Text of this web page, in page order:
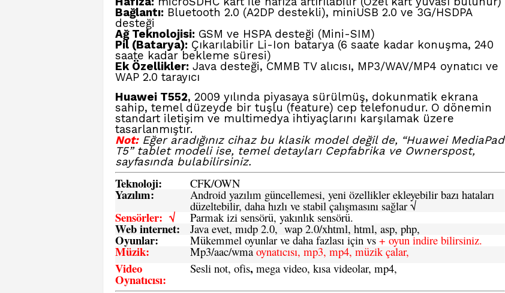
Bağlantı: Bluetooth 2.0 (A2DP destekli), miniUSB 2.0 ve 3G/HSDPA
desteği
Ağ Teknolojisi: GSM ve HSPA desteği (Mini-SIM)
Pil (Batarya): Çıkarılabilir Li-Ion batarya (6 saate kadar konuşma, 240
saate kadar bekleme süresi)
Ek Özellikler: Java desteği, CMMB TV alıcısı, MP3/WAV/MP4 oynatıcı ve
WAP 2.0 tarayıcı
Huawei T552, 2009 yılında piyasaya sürülmüş, dokunmatik ekrana
sahip, temel düzeyde bir tuşlu (feature) cep telefonudur. O dönemin
standart iletişim ve multimedya ihtiyaçlarını karşılamak üzere
tasarlanmıştır.
Not:Eğer aradığınız cihaz bu klasik model değil de, “Huawei MediaPad
T5” tablet modeli ise, temel detayları Cepfabrika ve Ownerspost,
sayfasında bulabilirsiniz.
Teknoloji: CFK/OWN
Yazılım: Android yazılım güncellemesi, yeni özellikler ekleyebilir bazı hataları
düzeltebilir, daha hızlı ve stabil çalışmasını sağlar √
Sensörler: √ Parmak izi sensörü, yakınlık sensörü.
Web internet: Java evet, mıdp 2.0, wap 2.0/xhtml, html, asp, php,
Oyunlar: Mükemmel oyunlar ve daha fazlası için vs + oyun indire bilirsiniz.
Müzik: Mp3/aac/wmaoynatıcısı, mp3, mp4, müzik çalar,
Video
Oynatıcısı:
Sesli not, ofis, mega video, kısa videolar, mp4,